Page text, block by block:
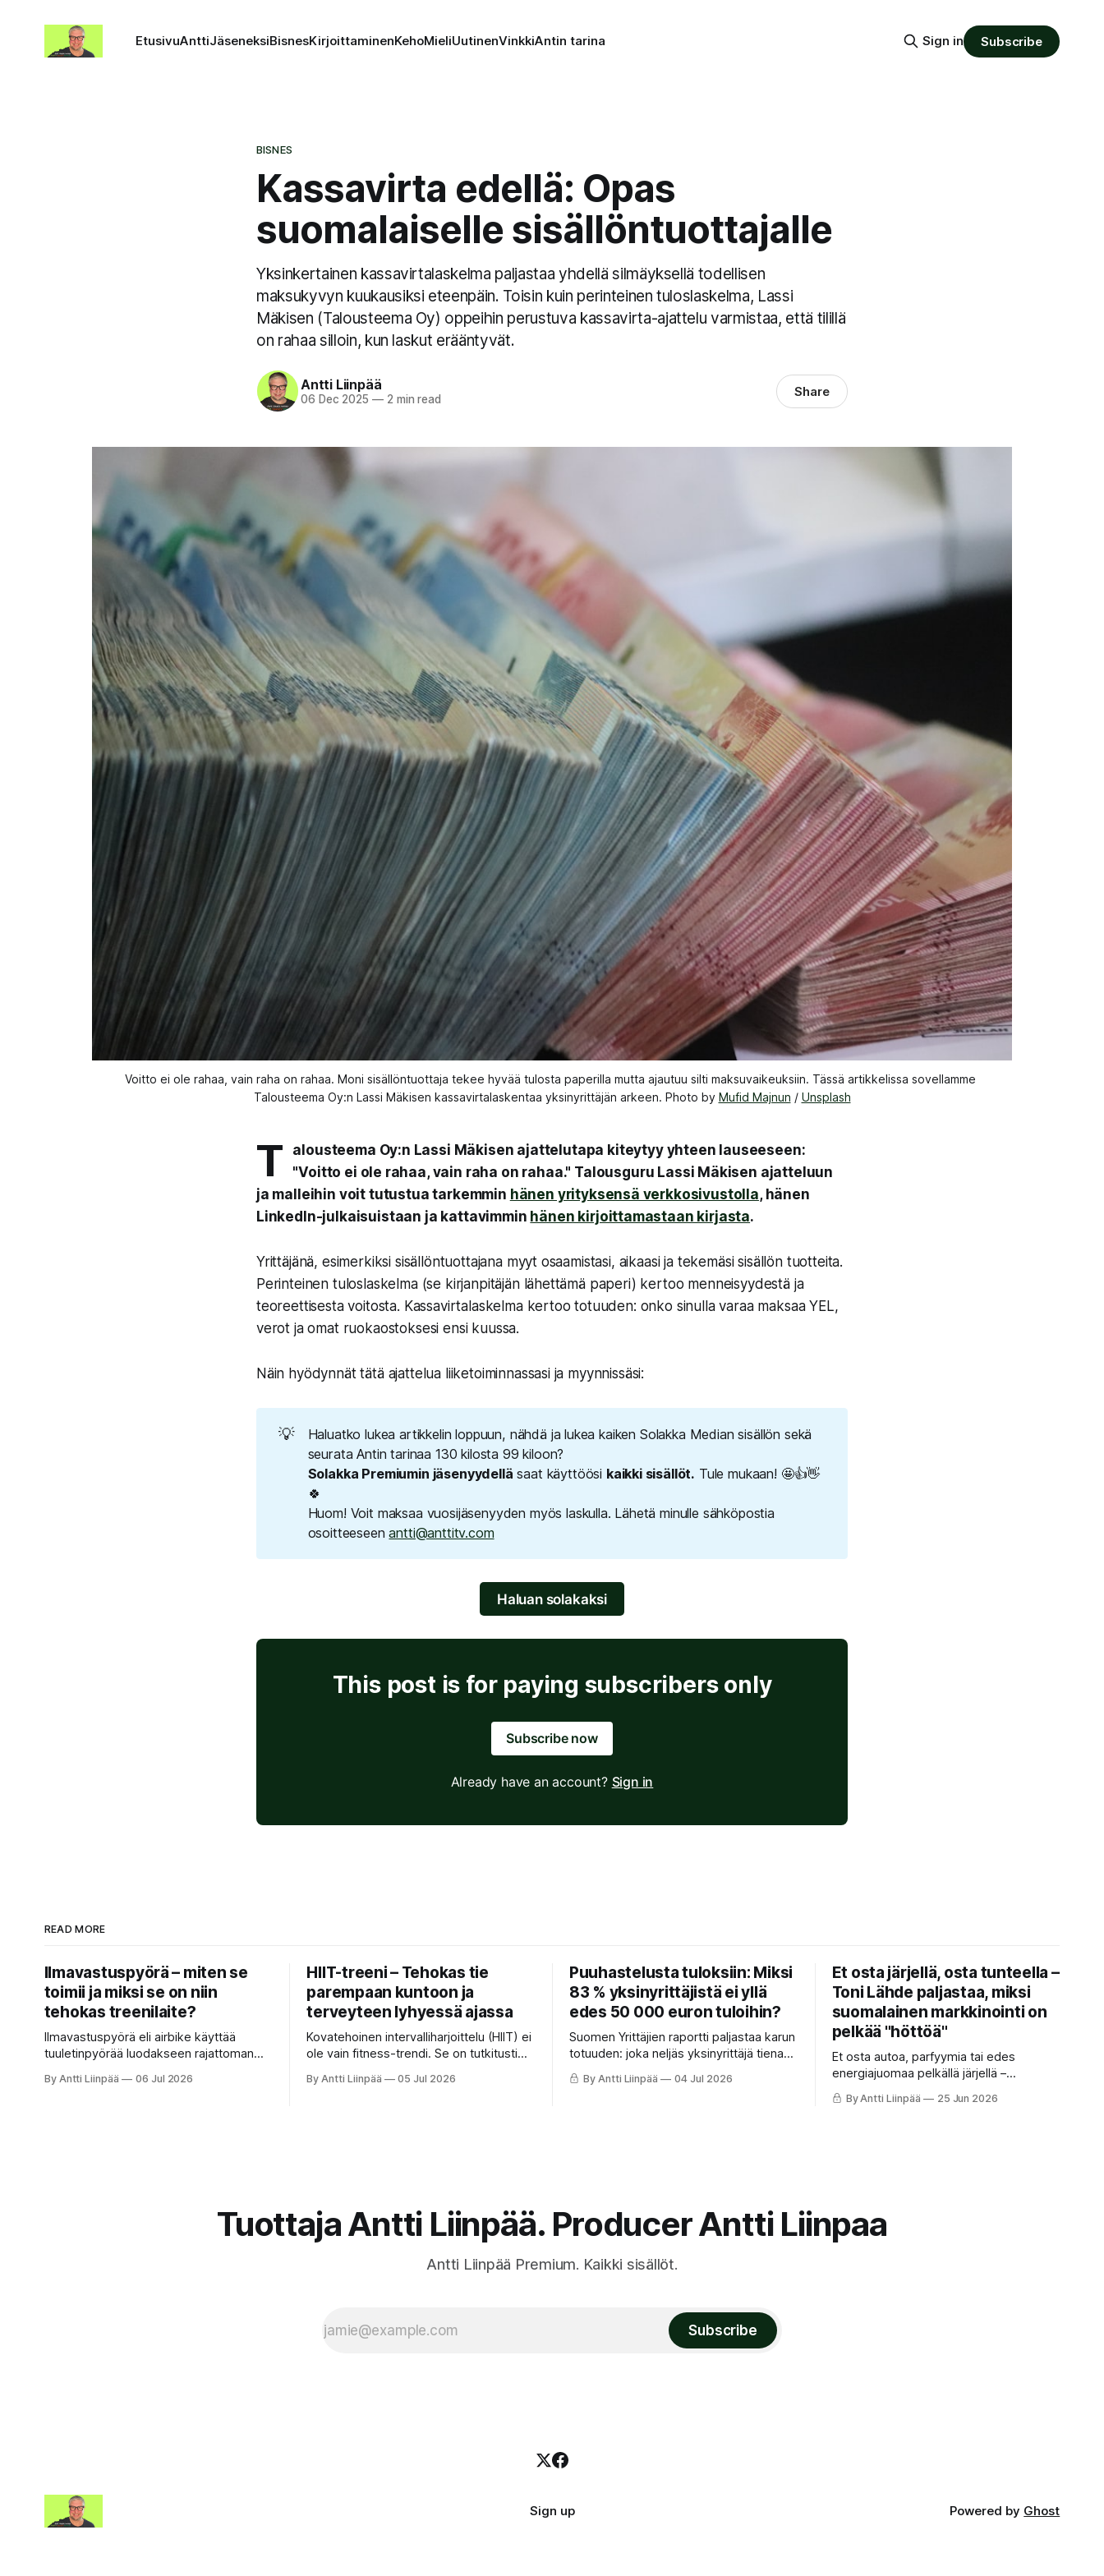
EtusivuAnttiJäseneksiBisnesKirjoittaminenKehoMieliUutinenVinkkiAntin tarina Sign in Subscribe
BISNES
Kassavirta edellä: Opas
suomalaiselle sisällöntuottajalle
Yksinkertainen kassavirtalaskelma paljastaa yhdellä silmäyksellä todellisen
maksukyvyn kuukausiksi eteenpäin. Toisin kuin perinteinen tuloslaskelma, Lassi
Mäkisen (Talousteema Oy) oppeihin perustuva kassavirta-ajattelu varmistaa, että tilillä
on rahaa silloin, kun laskut erääntyvät.
Antti Liinpää
06 Dec 2025 —2 min read Share
Voitto ei ole rahaa, vain raha on rahaa. Moni sisällöntuottaja tekee hyvää tulosta paperilla mutta ajautuu silti maksuvaikeuksiin. Tässä artikkelissa sovellamme
Talousteema Oy:n Lassi Mäkisen kassavirtalaskentaa yksinyrittäjän arkeen. Photo by Mufid Majnun / Unsplash
T
alousteema Oy:n Lassi Mäkisen ajattelutapa kiteytyy yhteen lauseeseen:
"Voitto ei ole rahaa, vain raha on rahaa." Talousguru Lassi Mäkisen ajatteluun
ja malleihin voit tutustua tarkemmin hänen yrityksensä verkkosivustolla, hänen
LinkedIn-julkaisuistaan ja kattavimmin hänen kirjoittamastaan kirjasta.
Yrittäjänä, esimerkiksi sisällöntuottajana myyt osaamistasi, aikaasi ja tekemäsi sisällön tuotteita.
Perinteinen tuloslaskelma (se kirjanpitäjän lähettämä paperi) kertoo menneisyydestä ja
teoreettisesta voitosta. Kassavirtalaskelma kertoo totuuden: onko sinulla varaa maksaa YEL,
verot ja omat ruokaostoksesi ensi kuussa.
Näin hyödynnät tätä ajattelua liiketoiminnassasi ja myynnissäsi:
💡
Haluatko lukea artikkelin loppuun, nähdä ja lukea kaiken Solakka Median sisällön sekä
seurata Antin tarinaa 130 kilosta 99 kiloon?
Solakka Premiumin jäsenyydellä saat käyttöösi kaikki sisällöt. Tule mukaan! 🤩👍👋
🍀
Huom! Voit maksaa vuosijäsenyyden myös laskulla. Lähetä minulle sähköpostia
osoitteeseenantti@anttitv.com
Haluan solakaksi
This post is for paying subscribers only
Subscribe now
Already have an account? Sign in
READ MORE
Ilmavastuspyörä – miten se
toimii ja miksi se on niin
tehokas treenilaite?
Ilmavastuspyörä eli airbike käyttää
tuuletinpyörää luodakseen rajattoman
rankempi treeni.
By Antti Liinpää 06 Jul 2026
HIIT-treeni – Tehokas tie
parempaan kuntoon ja
terveyteen lyhyessä ajassa
Kovatehoinen intervalliharjoittelu (HIIT) ei
ole vain fitness-trendi. Se on tutkitusti
rasvaa ja vahvistaa sydäntä lyhyessä
By Antti Liinpää 05 Jul 2026
Puuhastelusta tuloksiin: Miksi
83 % yksinyrittäjistä ei yllä
edes 50 000 euron tuloihin?
Suomen Yrittäjien raportti paljastaa karun
totuuden: joka neljäs yksinyrittäjä tienaa
alle 20 000 € vuodessa. Miksi ahkera
ammattilainen polkee paikallaan? Anna
By Antti Liinpää 04 Jul 2026
Et osta järjellä, osta tunteella –
Toni Lähde paljastaa, miksi
suomalainen markkinointi on
pelkää "höttöä"
Et osta autoa, parfyymia tai edes
energiajuomaa pelkällä järjellä –
ostopäätös syntyy sadasosasekunnissa
tunteella, ja loogiset perustelut
By Antti Liinpää 25 Jun 2026
Tuottaja Antti Liinpää. Producer Antti Liinpaa
Antti Liinpää Premium. Kaikki sisällöt.
Subscribe
Sign up Powered by Ghost